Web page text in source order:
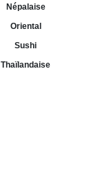
Népalaise
Oriental
Sushi
Thaïlandaise